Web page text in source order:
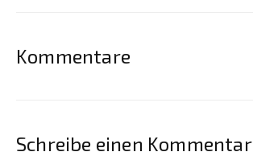
Kommentare
Schreibe einen Kommentar